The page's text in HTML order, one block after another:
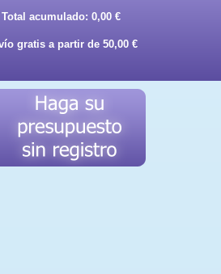
Total acumulado: 0,00 €
gratis a partir de 50,00 €